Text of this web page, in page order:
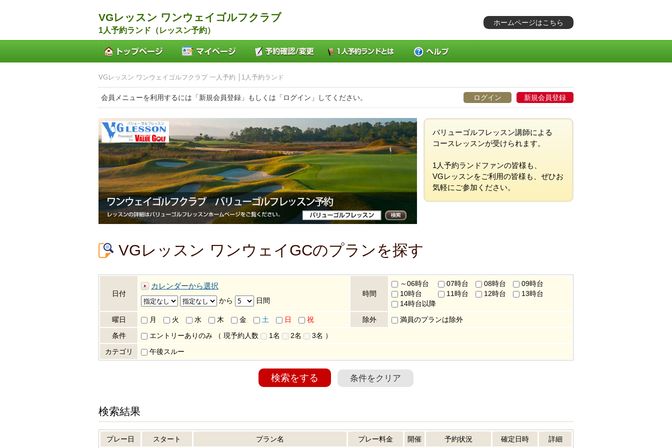
VGレッスン ワンウェイゴルフクラブ
1人予約ランド（レッスン予約）
ホームページはこちら
VGレッスン ワンウェイゴルフクラブ 一人予約 │1人予約ランド
会員メニューを利用するには「新規会員登録」もしくは「ログイン」してください。 新規会員登録
ログイン
バリューゴルフレッスン講師による
コースレッスンが受けられます。
1人予約ランドファンの皆様も、
VGレッスンをご利用の皆様も、ぜひお
気軽にご参加ください。
VGレッスン ワンウェイGCのプランを探す
日付
カレンダーから選択
から
日間
時間
～06時台 07時台 08時台
09時台
10時台
11時台 12時台
13時台
14時台以降
曜日
月 火 水 木 金 土 日 祝 除外
満員のプランは除外
条件
エントリーありのみ （ 現予約人数 1名 2名 3名 ）
カテゴリ
午後スルー
検索をする 条件をクリア
検索結果
プレー日 スタート プラン名 プレー料金 開催 予約状況 確定日時 詳細